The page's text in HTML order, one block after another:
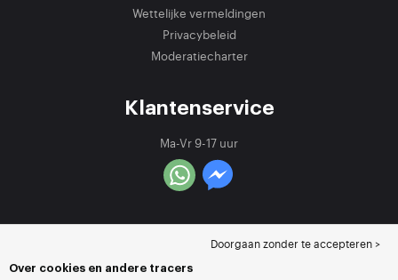
Wettelijke vermeldingen
Privacybeleid
Moderatiecharter
Klantenservice
Ma-Vr 9-17 uur
Doorgaan zonder te accepteren >
Over cookies en andere tracers